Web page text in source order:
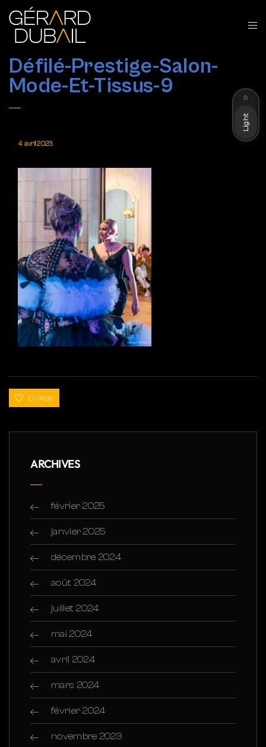
Défilé-Prestige-Salon-
Mode-Et-Tissus-9
4 avril 2023
0 likes
ARCHIVES
février 2025
janvier 2025
décembre 2024
août 2024
juillet 2024
mai 2024
avril 2024
mars 2024
février 2024
novembre 2023
Light
Dark